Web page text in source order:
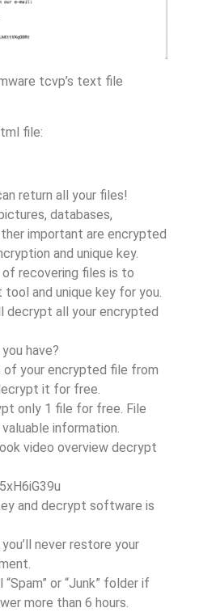
tcvp’s text file
file:
return all your files!
databases,
important are encrypted
and unique key.
recovering files is to
and unique key for you.
decrypt all your encrypted
have?
of your encrypted file from
it for free.
only 1 file for free. File
information.
video overview decrypt
and decrypt software is
never restore your
or “Junk” folder if
more than 6 hours.